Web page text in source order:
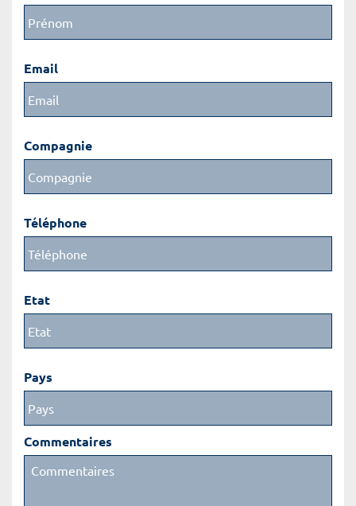
Email
Compagnie
Téléphone
Etat
Pays
Commentaires